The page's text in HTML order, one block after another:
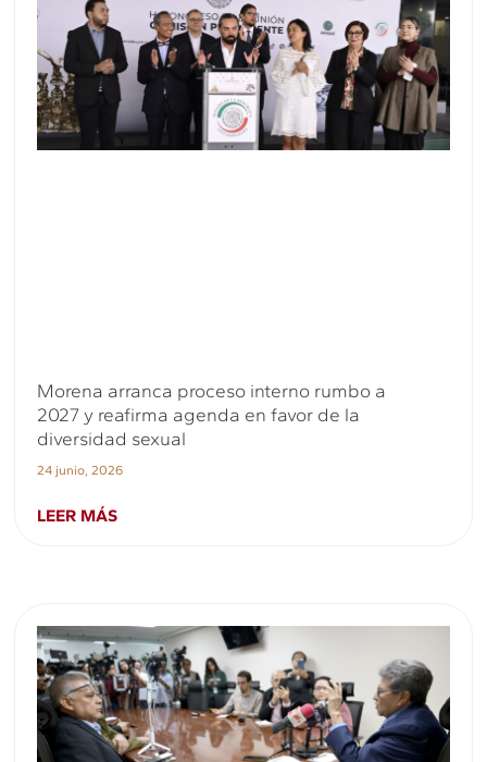
Morena arranca proceso interno rumbo a
2027 y reafirma agenda en favor de la
diversidad sexual
24 junio, 2026
LEER MÁS